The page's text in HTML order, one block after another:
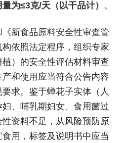
为≤3克/天（以干品计） 。
新食品原料安全性审查管
依照法定程序，组织专家
）的安全性评估材料审查
和使用应当符合公告内容
求。鉴于蝉花子实体（人
、哺乳期妇女、食用菌过
资料不足，从风险预防原
用，标签及说明书中应当